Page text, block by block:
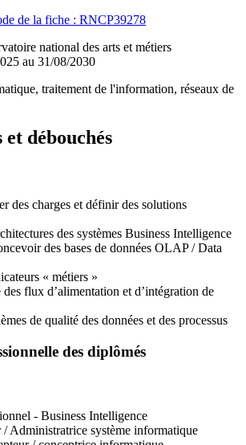
de la fiche : RNCP39278
national des arts et métiers
au 31/08/2030
traitement de l'information, réseaux de
et débouchés
des charges et définir des solutions
des systèmes Business Intelligence
des bases de données OLAP / Data
« métiers »
flux d’alimentation et d’intégration de
de qualité des données et des processus
des diplômés
- Business Intelligence
Administratrice système informatique